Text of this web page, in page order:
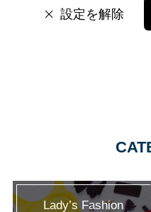
設定を解除
Lady’s Fashion